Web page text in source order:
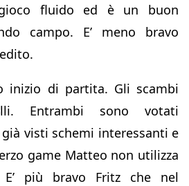
fluido ed è un buon
campo. E’ meno bravo
inizio di partita. Gli scambi
Entrambi sono votati
già visti schemi interessanti e
game Matteo non utilizza
più bravo Fritz che nel